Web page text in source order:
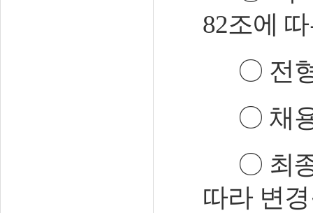
82조에
〇 전
〇 채
〇 최
따라 변